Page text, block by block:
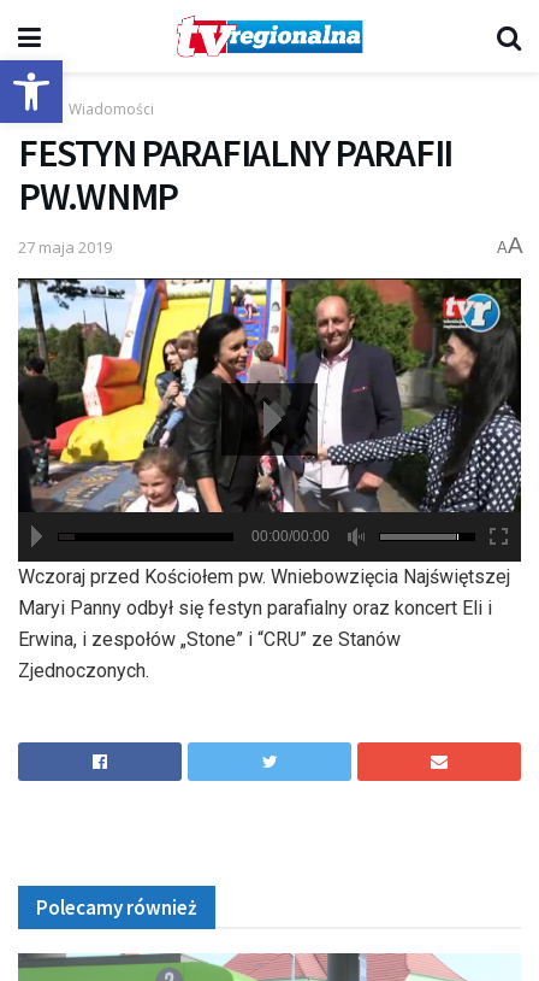
Otwórz pasek narzędzi
Start Wiadomości
FESTYN PARAFIALNY PARAFII
PW.WNMP
27 maja 2019 AA
hd2880
hd2160
hd2160
hd1440
highres
hd1080
hd720
large
medium
small
tiny
00:00/00:00
Wczoraj przed Kościołem pw. Wniebowzięcia Najświętszej
Maryi Panny odbył się festyn parafialny oraz koncert Eli i
Erwina, i zespołów „Stone” i “CRU” ze Stanów
Zjednoczonych.
Polecamy również